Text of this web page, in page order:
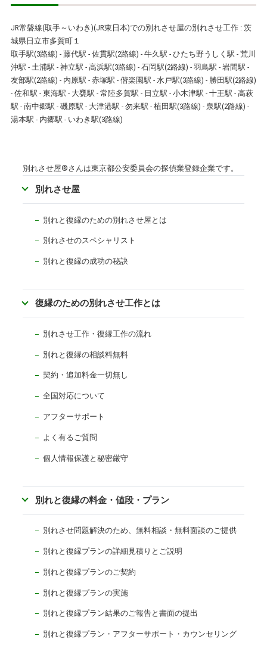
JR常磐線(取手～いわき)(JR東日本)での別れさせ屋の別れさせ工作 : 茨
城県 日立市多賀町１
取手駅(3路線) - 藤代駅 - 佐貫駅(2路線) - 牛久駅 - ひたち野うしく駅 - 荒川
沖駅 - 土浦駅 - 神立駅 - 高浜駅(3路線) - 石岡駅(2路線) - 羽鳥駅 - 岩間駅 -
友部駅(2路線) - 内原駅 - 赤塚駅 - 偕楽園駅 - 水戸駅(3路線) - 勝田駅(2路線)
- 佐和駅 - 東海駅 - 大甕駅 - 常陸多賀駅 - 日立駅 - 小木津駅 - 十王駅 - 高萩
駅 - 南中郷駅 - 磯原駅 - 大津港駅 - 勿来駅 - 植田駅(3路線) - 泉駅(2路線) -
湯本駅 - 内郷駅 - いわき駅(3路線)
別れさせ屋®さんは東京都公安委員会の探偵業登録企業です。
別れさせ屋
別れと復縁のための別れさせ屋とは
別れさせのスペシャリスト
別れと復縁の成功の秘訣
復縁のための別れさせ工作とは
別れさせ工作・復縁工作の流れ
別れと復縁の相談料無料
契約・追加料金一切無し
全国対応について
アフターサポート
よく有るご質問
個人情報保護と秘密厳守
別れと復縁の料金・値段・プラン
別れさせ問題解決のため、無料相談・無料面談のご提供
別れと復縁プランの詳細見積りとご説明
別れと復縁プランのご契約
別れと復縁プランの実施
別れと復縁プラン結果のご報告と書面の提出
別れと復縁プラン・アフターサポート・カウンセリング